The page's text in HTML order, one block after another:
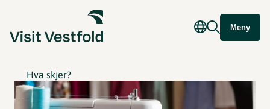
Meny
Hva skjer?